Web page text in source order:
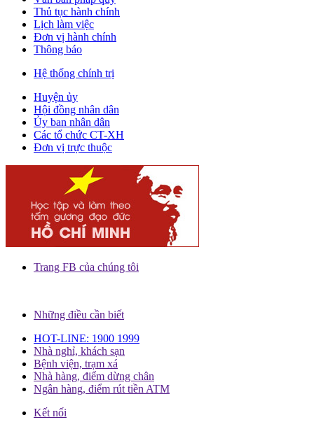
Thủ tục hành chính
Lịch làm việc
Đơn vị hành chính
Thông báo
Hệ thống chính trị
Huyện ủy
Hội đồng nhân dân
Ủy ban nhân dân
Các tổ chức CT-XH
Đơn vị trực thuộc
Trang FB của chúng tôi
Những điều cần biết
HOT-LINE: 1900 1999
Nhà nghỉ, khách sạn
Bệnh viện, trạm xá
Nhà hàng, điểm dừng chân
Ngân hàng, điểm rút tiền ATM
Kết nối